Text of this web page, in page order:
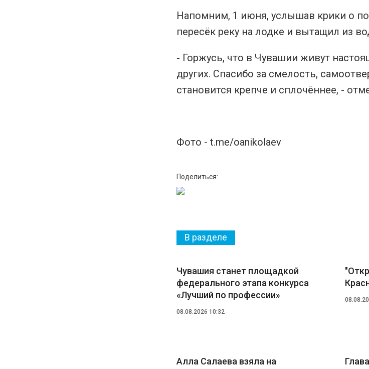
Напомним, 1 июня, услышав крики о
пересёк реку на лодке и вытащил из
- Горжусь, что в Чувашии живут
других. Спасибо за смелость,
становится крепче и сплочённее, -
Фото - t.me/oanikolaev
Поделиться:
В разделе
Чувашия станет площадкой
федерального этапа конкурса
«Лучший по профессии»
08.08.2026 10:32
Алла Салаева взяла на